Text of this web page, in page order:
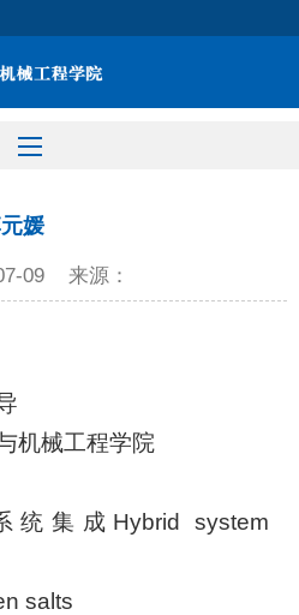
媛
09 来源：
机械工程学院
集成Hybrid system
salts